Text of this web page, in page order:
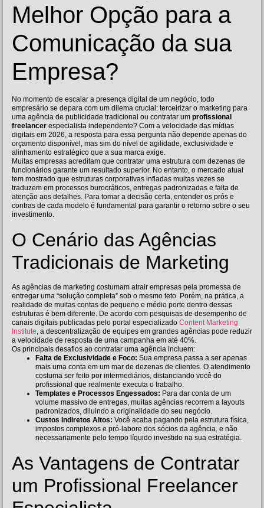
Melhor Opção para a
Comunicação da sua
Empresa?
No momento de escalar a presença digital de um negócio, todo
empresário se depara com um dilema crucial: terceirizar o marketing para
uma agência de publicidade tradicional ou contratar um profissional
freelancer especialista independente? Com a velocidade das mídias
digitais em 2026, a resposta para essa pergunta não depende apenas do
orçamento disponível, mas sim do nível de agilidade, exclusividade e
alinhamento estratégico que a sua marca exige.
Muitas empresas acreditam que contratar uma estrutura com dezenas de
funcionários garante um resultado superior. No entanto, o mercado atual
tem mostrado que estruturas corporativas infladas muitas vezes se
traduzem em processos burocráticos, entregas padronizadas e falta de
atenção aos detalhes. Para tomar a decisão certa, entender os prós e
contras de cada modelo é fundamental para garantir o retorno sobre o seu
investimento.
O Cenário das Agências
Tradicionais de Marketing
As agências de marketing costumam atrair empresas pela promessa de
entregar uma “solução completa” sob o mesmo teto. Porém, na prática, a
realidade de muitas contas de pequeno e médio porte dentro dessas
estruturas é bem diferente. De acordo com pesquisas de desempenho de
canais digitais publicadas pelo portal especializado Content Marketing
Institute , a descentralização de equipes em grandes agências pode reduzir
a velocidade de resposta de uma campanha em até 40%.
Os principais desafios ao contratar uma agência incluem:
Falta de Exclusividade e Foco: Sua empresa passa a ser apenas
mais uma conta em um mar de dezenas de clientes. O atendimento
costuma ser feito por intermediários, distanciando você do
profissional que realmente executa o trabalho.
Templates e Processos Engessados: Para dar conta de um
volume massivo de entregas, muitas agências recorrem a layouts
padronizados, diluindo a originalidade do seu negócio.
Custos Indiretos Altos: Você acaba pagando pela estrutura física,
impostos complexos e pró-labore dos sócios da agência, e não
necessariamente pelo tempo líquido investido na sua estratégia.
As Vantagens de Contratar
um Profissional Freelancer